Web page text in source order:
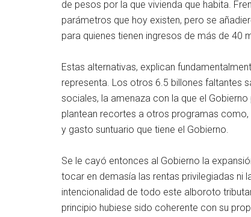
de pesos por la que vivienda que habita.
parámetros que hoy existen, pero se
para quienes tienen ingresos de más de 40
Estas alternativas, explican
representa. Los otros 6.5 billones faltantes
sociales, la amenaza con la que el
plantean recortes a otros programas
y gasto suntuario que tiene el Gobierno.
Se le cayó entonces al Gobierno la
tocar en demasía las rentas privilegiadas ni
intencionalidad de todo este alboroto
principio hubiese sido coherente con su